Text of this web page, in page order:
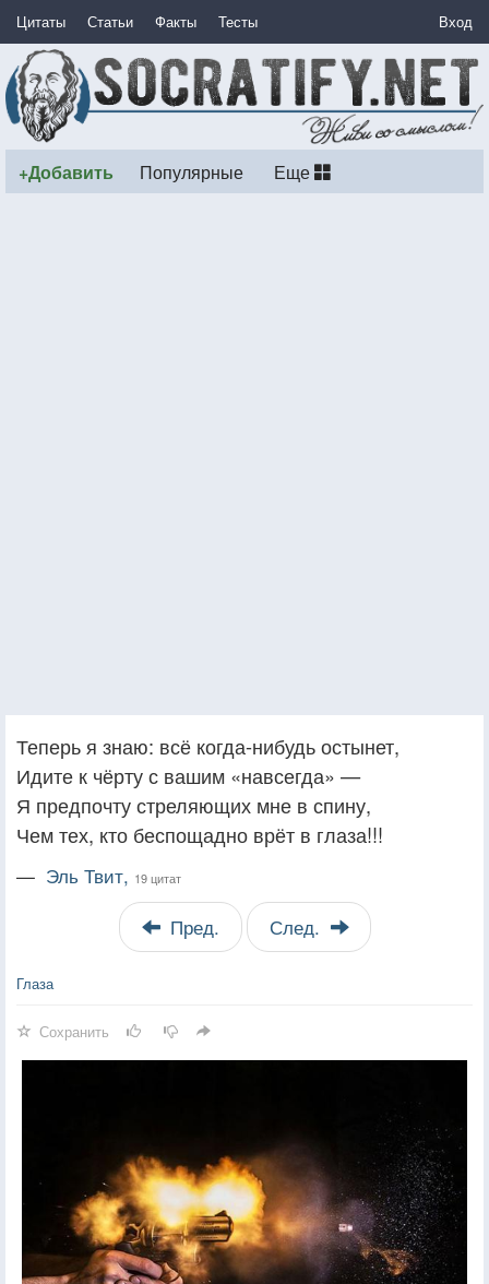
Цитаты Статьи Факты Тесты Вход
+Добавить Популярные Еще
Теперь я знаю: всё когда-нибудь остынет,
Идите к чёрту с вашим «навсегда» —
Я предпочту стреляющих мне в спину,
Чем тех, кто беспощадно врёт в глаза!!!
— Эль Твит, 19 цитат
Пред. След.
Глаза
Сохранить